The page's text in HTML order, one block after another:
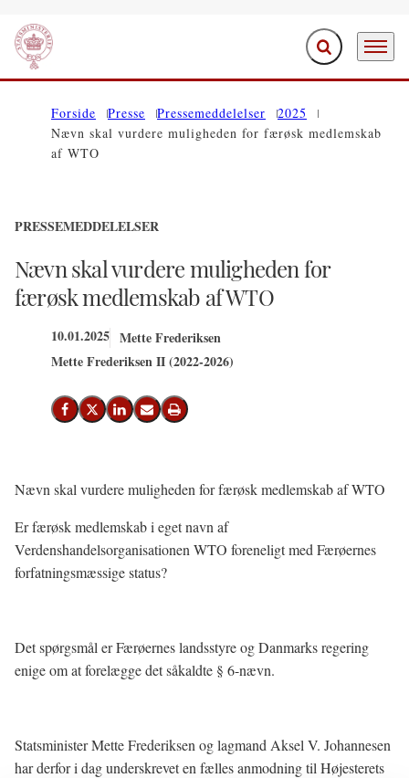
Gå til forsiden Fold søgefelt ud
Menu
Forside Presse Pressemeddelelser
2025
Nævn skal vurdere muligheden for færøsk medlemskab
af WTO
PRESSEMEDDELELSER
Nævn skal vurdere muligheden for
færøsk medlemskab af WTO
10.01.2025 Mette Frederiksen
Mette Frederiksen II (2022-2026)
Del på Facebook
Del på X (Twitter)
Del på LinkedIn
Send email
Print
Nævn skal vurdere muligheden for færøsk medlemskab af WTO
Er færøsk medlemskab i eget navn af
Verdenshandelsorganisationen WTO foreneligt med Færøernes
forfatningsmæssige status?
Det spørgsmål er Færøernes landsstyre og Danmarks regering
enige om at forelægge det såkaldte § 6-nævn.
Statsminister Mette Frederiksen og lagmand Aksel V. Johannesen
har derfor i dag underskrevet en fælles anmodning til Højesterets